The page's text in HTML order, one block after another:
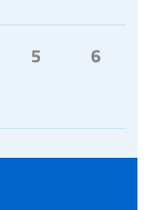
5 6